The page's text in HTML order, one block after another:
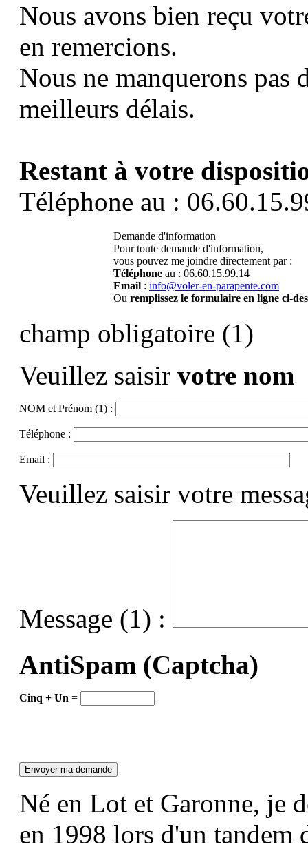
Nous avons bien reçu
en remercions.
Nous ne manquerons pas
meilleurs délais.
Restant à votre
Téléphone au :
Demande d'information
Pour toute demande d'information,
vous pouvez me joindre directement par :
Téléphone au : 06.60.15.99.14
Email : info@voler-en-parapente.com
Ou remplissez le formulaire en ligne ci-
champ obligatoire (1)
Veuillez saisir votre nom
NOM et Prénom (1) :
Téléphone :
Email :
Veuillez saisir votre
Message (1) :
AntiSpam (Captcha)
Cinq + Un =
Né en Lot et Garonne, je
en 1998 lors d'un tandem